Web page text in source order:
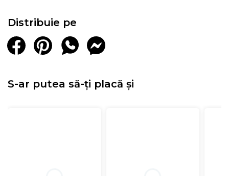
Distribuie pe
S-ar putea să-ți placă și